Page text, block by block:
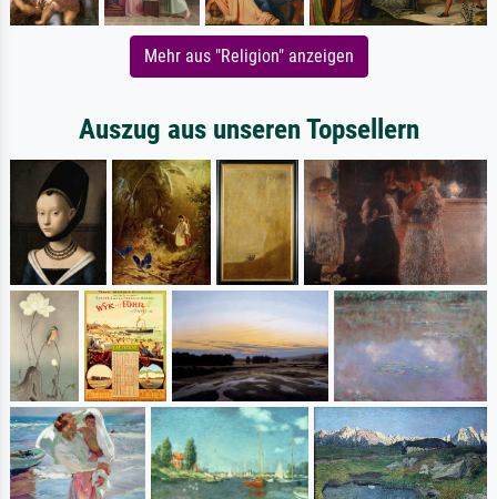
Mehr aus "Religion" anzeigen
Auszug aus unseren Topsellern